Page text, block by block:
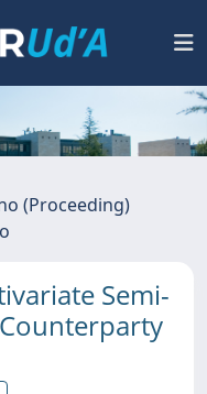
(Proceeding)
Semi-